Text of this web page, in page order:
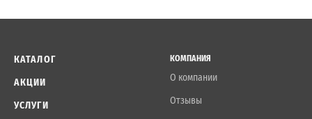
КАТАЛОГ
АКЦИИ
УСЛУГИ
КОМПАНИЯ
О компании
Отзывы